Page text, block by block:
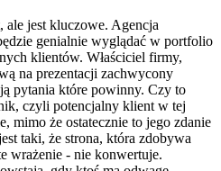
ale jest kluczowe. Agencja
genialnie wyglądać w portfolio
klientów. Właściciel firmy,
na prezentacji zachwycony
pytania które powinny. Czy to
czyli potencjalny klient w tej
mimo że ostatecznie to jego zdanie
taki, że strona, która zdobywa
wrażenie - nie konwertuje.